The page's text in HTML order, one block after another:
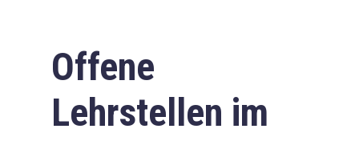
Offene
Lehrstellen im